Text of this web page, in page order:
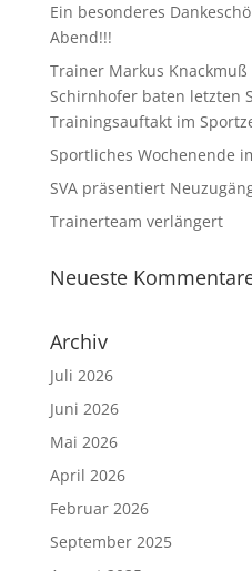
Ein besonderes
Abend!!!
Trainer Markus
Schirnhofer baten letzten
Trainingsauftakt im
Sportliches Wochenende
SVA präsentiert
Trainerteam verlängert
Neueste
Archiv
Juli 2026
Juni 2026
Mai 2026
April 2026
Februar 2026
September 2025